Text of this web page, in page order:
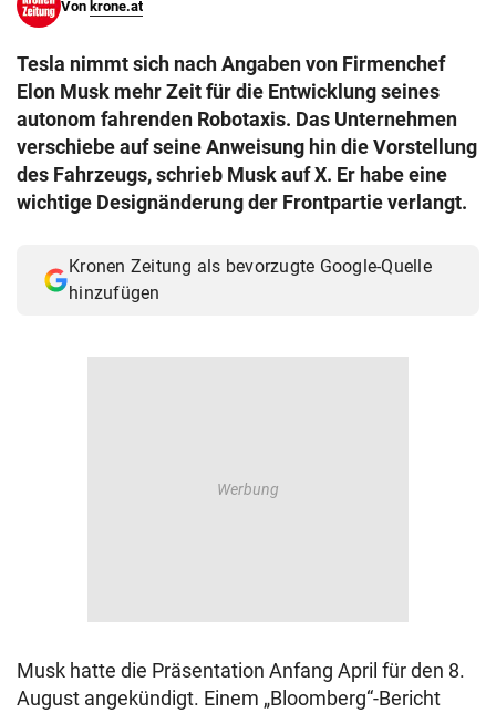
Von krone.at
Tesla nimmt sich nach Angaben von Firmenchef
Elon Musk mehr Zeit für die Entwicklung seines
autonom fahrenden Robotaxis. Das Unternehmen
verschiebe auf seine Anweisung hin die Vorstellung
des Fahrzeugs, schrieb Musk auf X. Er habe eine
wichtige Designänderung der Frontpartie verlangt.
Kronen Zeitung als bevorzugte Google-Quelle
hinzufügen
Musk hatte die Präsentation Anfang April für den 8.
August angekündigt. Einem „Bloomberg“-Bericht